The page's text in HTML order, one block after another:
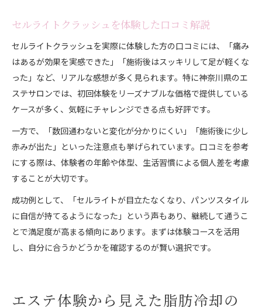
セルライトクラッシュを体験した口コミ解説
セルライトクラッシュを実際に体験した方の口コミには、「痛み
はあるが効果を実感できた」「施術後はスッキリして足が軽くな
った」など、リアルな感想が多く見られます。特に神奈川県のエ
ステサロンでは、初回体験をリーズナブルな価格で提供している
ケースが多く、気軽にチャレンジできる点も好評です。
一方で、「数回通わないと変化が分かりにくい」「施術後に少し
赤みが出た」といった注意点も挙げられています。口コミを参考
にする際は、体験者の年齢や体型、生活習慣による個人差を考慮
することが大切です。
成功例として、「セルライトが目立たなくなり、パンツスタイル
に自信が持てるようになった」という声もあり、継続して通うこ
とで満足度が高まる傾向にあります。まずは体験コースを活用
し、自分に合うかどうかを確認するのが賢い選択です。
エステ体験から見えた脂肪冷却の